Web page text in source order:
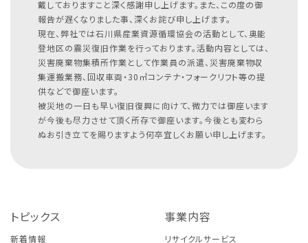
戴しておりますこと深く感謝申し上げます。また、この度の御
報告が遅くなりました事、深くお詫び申し上げます。
現在、弊社では石川県産業資源循環協会の活動として、奥能
登地区の震災復旧作業を行っております。活動内容としては、
災害廃棄物集積所作業として作業員の派遣、災害廃棄物収
集運搬業務、回収車両・30㎥コンテナ・フォークリフト等の提
供などで御座います。
被災地の一日も早い復旧復興に向けて、微力では御座います
が今後も尽力させて頂く所存で御座います。今後とも変わら
ぬお引き立てを賜りますよう何卒宜しくお願い申し上げます。
トピックス
新着情報
事業内容
リサイクルサービス